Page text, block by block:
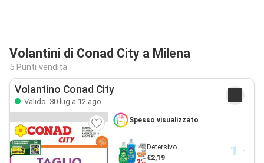
Volantini di Conad City a Milena
5 Punti vendita
Volantino Conad City
Valido: 30 lug a 12 ago
Spesso visualizzato
Detersivo
€2,19